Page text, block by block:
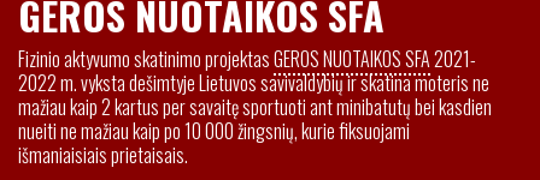
GEROS NUOTAIKOS SFA
Fizinio aktyvumo skatinimo projektasGEROS NUOTAIKOS SFA2021-
2022 m. vyksta dešimtyje Lietuvos savivaldybių ir skatina moteris ne
mažiau kaip 2 kartus per savaitę sportuoti ant minibatutų bei kasdien
nueiti ne mažiau kaip po 10 000 žingsnių, kurie fiksuojami
išmaniaisiais prietaisais.